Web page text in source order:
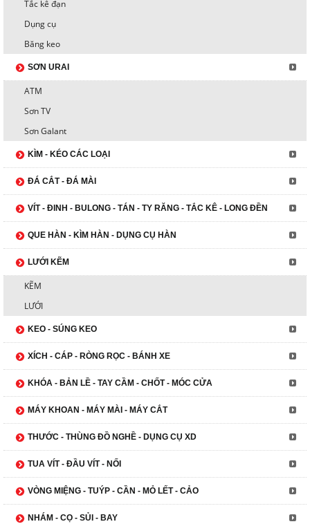
Tắc kê đạn
Dụng cụ
Băng keo
SƠN URAI
ATM
Sơn TV
Sơn Galant
KÌM - KÉO CÁC LOẠI
ĐÁ CẮT - ĐÁ MÀI
VÍT - ĐINH - BULONG - TÁN - TY RĂNG - TẮC KÊ - LONG ĐỀN
QUE HÀN - KÌM HÀN - DỤNG CỤ HÀN
LƯỚI KẼM
KẼM
LƯỚI
KEO - SÚNG KEO
XÍCH - CÁP - RÒNG RỌC - BÁNH XE
KHÓA - BẢN LỀ - TAY CẦM - CHỐT - MÓC CỬA
MÁY KHOAN - MÁY MÀI - MÁY CẮT
THƯỚC - THÙNG ĐỒ NGHỀ - DỤNG CỤ XD
TUA VÍT - ĐẦU VÍT - NỐI
VÒNG MIỆNG - TUÝP - CẦN - MỎ LẾT - CẢO
NHÁM - CỌ - SỦI - BAY